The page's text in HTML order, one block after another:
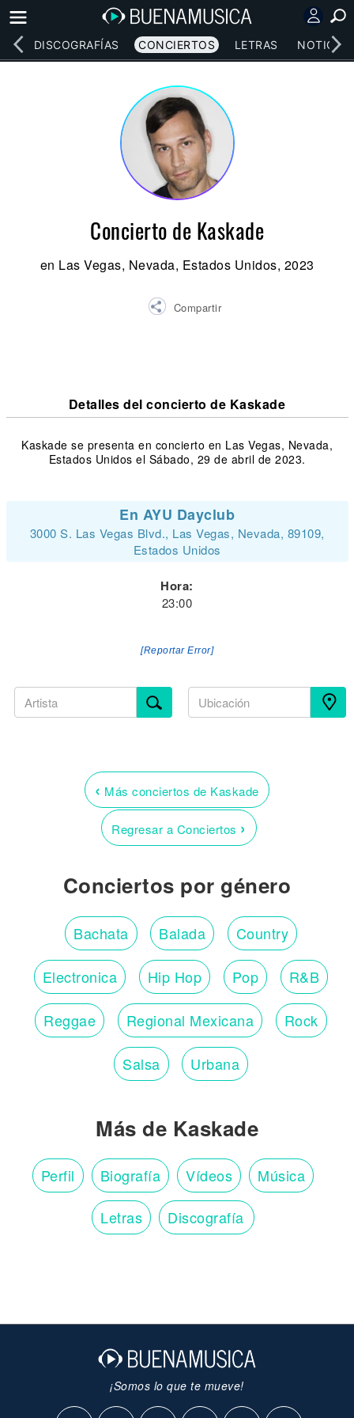
DISCOGRAFÍAS CONCIERTOS LETRAS NOTICIAS
Concierto de Kaskade
en Las Vegas, Nevada, Estados Unidos, 2023
Compartir
Detalles del concierto de Kaskade
Kaskade se presenta en concierto en Las Vegas, Nevada,
Estados Unidos el Sábado, 29 de abril de 2023.
En AYU Dayclub
3000 S. Las Vegas Blvd., Las Vegas, Nevada, 89109,
Estados Unidos
Hora:
23:00
[Reportar Error]
‹ Más conciertos de Kaskade
Regresar a Conciertos ›
Conciertos por género
Bachata Balada Country
Electronica Hip Hop Pop R&B
Reggae Regional Mexicana Rock
Salsa Urbana
Más de Kaskade
Perfil Biografía Vídeos Música
Letras Discografía
¡Somos lo que te mueve!